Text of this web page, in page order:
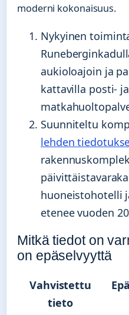
moderni kokonaisuus.
Nykyinen
aukioloajoin ja
kattavilla posti- ja
Suunniteltu
lehden
huoneistohotelli
etenee vuoden
Mitkä tiedot on
on epäselvyyttä
Vahvistettu
tieto